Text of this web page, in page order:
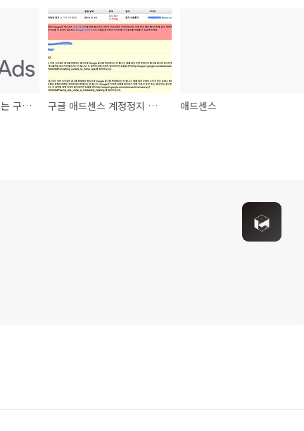
경기지표함께 알아보는 구글애드센스 구글 애드센스 계정정지 정책위반, 원인 살펴보기~ 애드센스